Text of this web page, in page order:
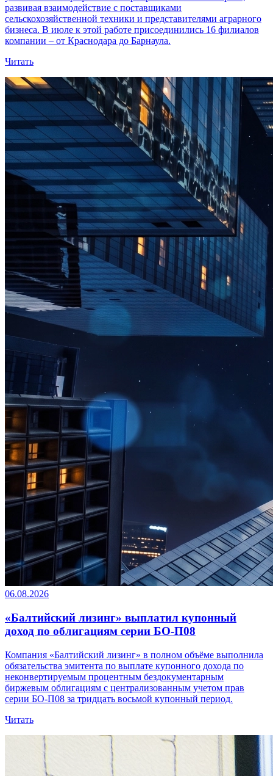
развивая взаимодействие с поставщиками
сельскохозяйственной техники и представителями аграрного
бизнеса. В июле к этой работе присоединились 16 филиалов
компании – от Краснодара до Барнаула.
Читать
06.08.2026
«Балтийский лизинг» выплатил купонный
доход по облигациям серии БО-П08
Компания «Балтийский лизинг» в полном объёме выполнила
обязательства эмитента по выплате купонного дохода по
неконвертируемым процентным бездокументарным
биржевым облигациям с централизованным учетом прав
серии БО-П08 за тридцать восьмой купонный период.
Читать